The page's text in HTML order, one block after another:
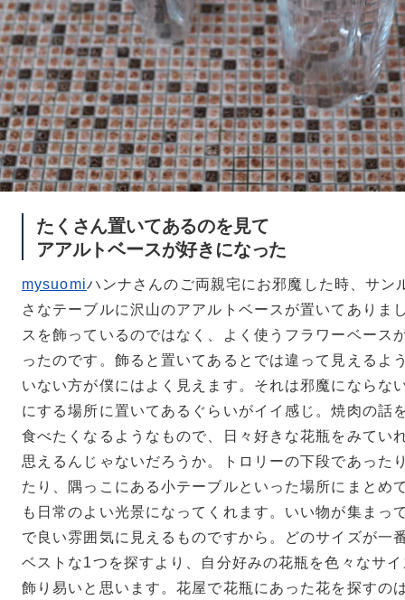
たくさん置いてあるのを見て
アアルトベースが好きになった
mysuomiハンナさんのご両親宅にお邪魔した時、サン
さなテーブルに沢山のアアルトベースが置いてありま
スを飾っているのではなく、よく使うフラワーベース
ったのです。飾ると置いてあるとでは違って見えるよ
いない方が僕にはよく見えます。それは邪魔にならな
にする場所に置いてあるぐらいがイイ感じ。焼肉の話
食べたくなるようなもので、日々好きな花瓶をみてい
思えるんじゃないだろうか。トロリーの下段であった
たり、隅っこにある小テーブルといった場所にまとめ
も日常のよい光景になってくれます。いい物が集まっ
で良い雰囲気に見えるものですから。どのサイズが一
ベストな1つを探すより、自分好みの花瓶を色々なサ
飾り易いと思います。花屋で花瓶にあった花を探すの